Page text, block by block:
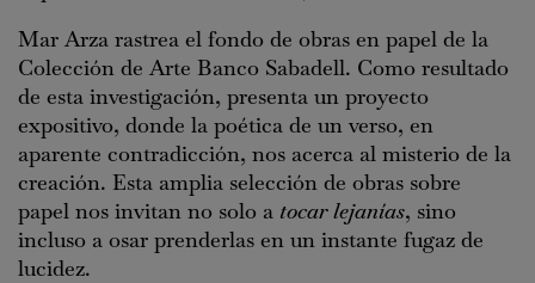
Mar Arza rastrea el fondo de obras en papel de la
Colección de Arte Banco Sabadell. Como resultado
de esta investigación, presenta un proyecto
expositivo, donde la poética de un verso, en
aparente contradicción, nos acerca al misterio de la
creación. Esta amplia selección de obras sobre
papel nos invitan no solo a tocar lejanías, sino
incluso a osar prenderlas en un instante fugaz de
lucidez.